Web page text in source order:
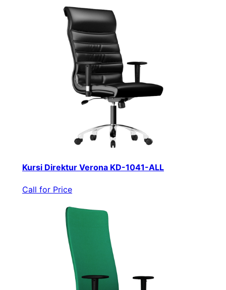
Kursi Direktur Verona KD-1041-ALL
Call for Price